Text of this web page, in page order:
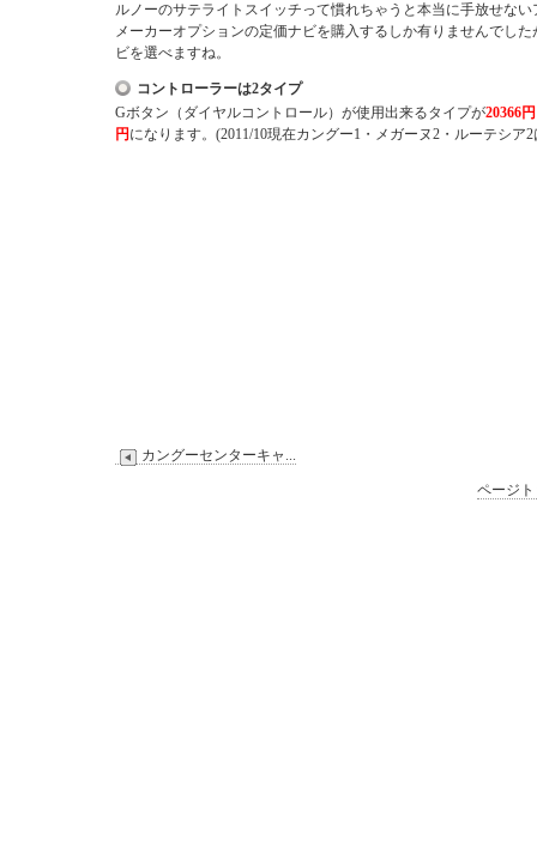
ルノーのサテライトスイッチって慣れちゃうと本当に手放せな
メーカーオプションの定価ナビを購入するしか有りませんでし
ビを選べますね。
コントローラーは2タイプ
Gボタン（ダイヤルコントロール）が使用出来るタイプが20366円
円 になります。(2011/10現在カングー1・メガーヌ2・ルーテシア
カングーセンターキャ...
ページ